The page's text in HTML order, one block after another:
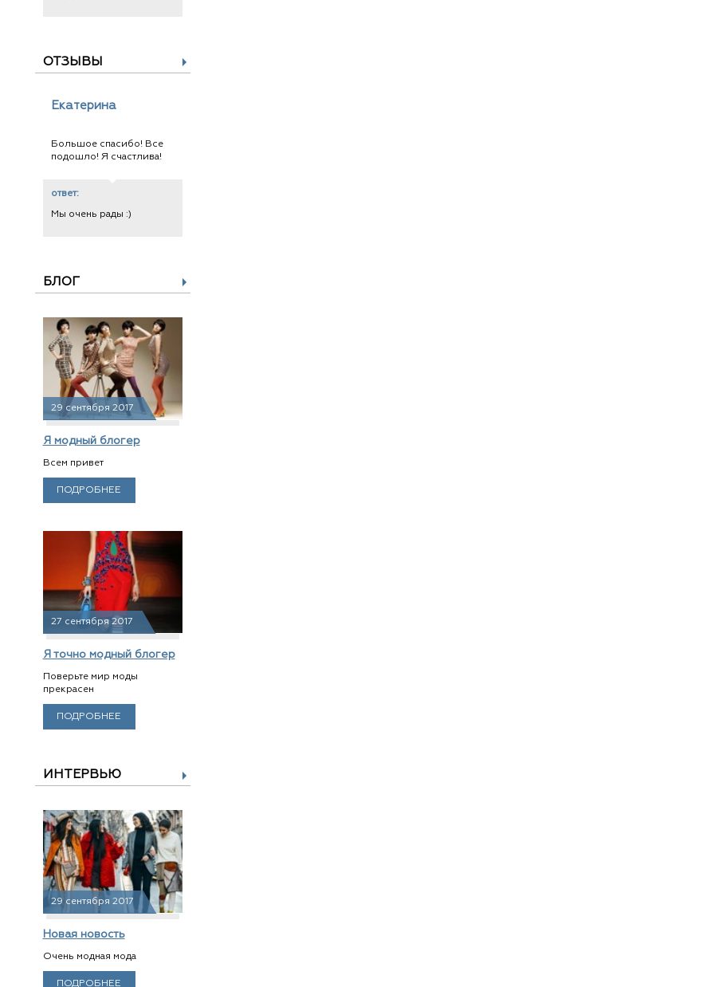
ОТЗЫВЫ
Екатерина
Большое спасибо! Все
подошло! Я счастлива!
ответ:
Мы очень рады :)
БЛОГ
29 сентября 2017
Я модный блогер
Всем привет
ПОДРОБНЕЕ
27 сентября 2017
Я точно модный блогер
Поверьте мир моды
прекрасен
ПОДРОБНЕЕ
ИНТЕРВЬЮ
29 сентября 2017
Новая новость
Очень модная мода
ПОДРОБНЕЕ